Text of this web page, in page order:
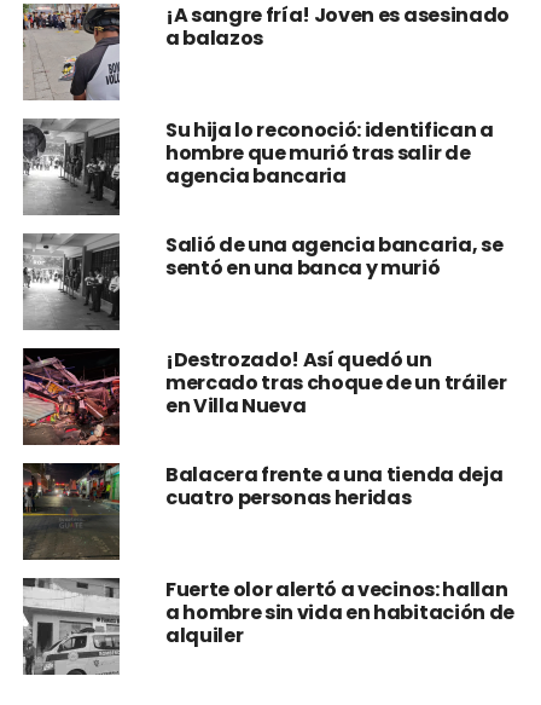
¡A sangre fría! Joven es asesinado
a balazos
Su hija lo reconoció: identifican a
hombre que murió tras salir de
agencia bancaria
Salió de una agencia bancaria, se
sentó en una banca y murió
¡Destrozado! Así quedó un
mercado tras choque de un tráiler
en Villa Nueva
Balacera frente a una tienda deja
cuatro personas heridas
Fuerte olor alertó a vecinos: hallan
a hombre sin vida en habitación de
alquiler